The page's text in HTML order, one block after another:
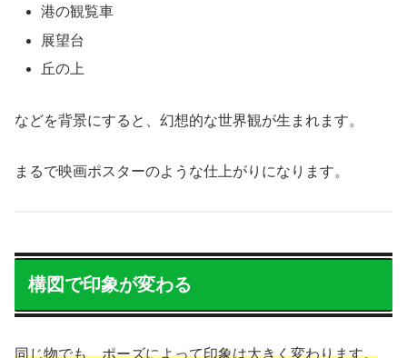
港の観覧車
展望台
丘の上
などを背景にすると、幻想的な世界観が生まれます。
まるで映画ポスターのような仕上がりになります。
構図で印象が変わる
同じ物でも、ポーズによって印象は大きく変わります。